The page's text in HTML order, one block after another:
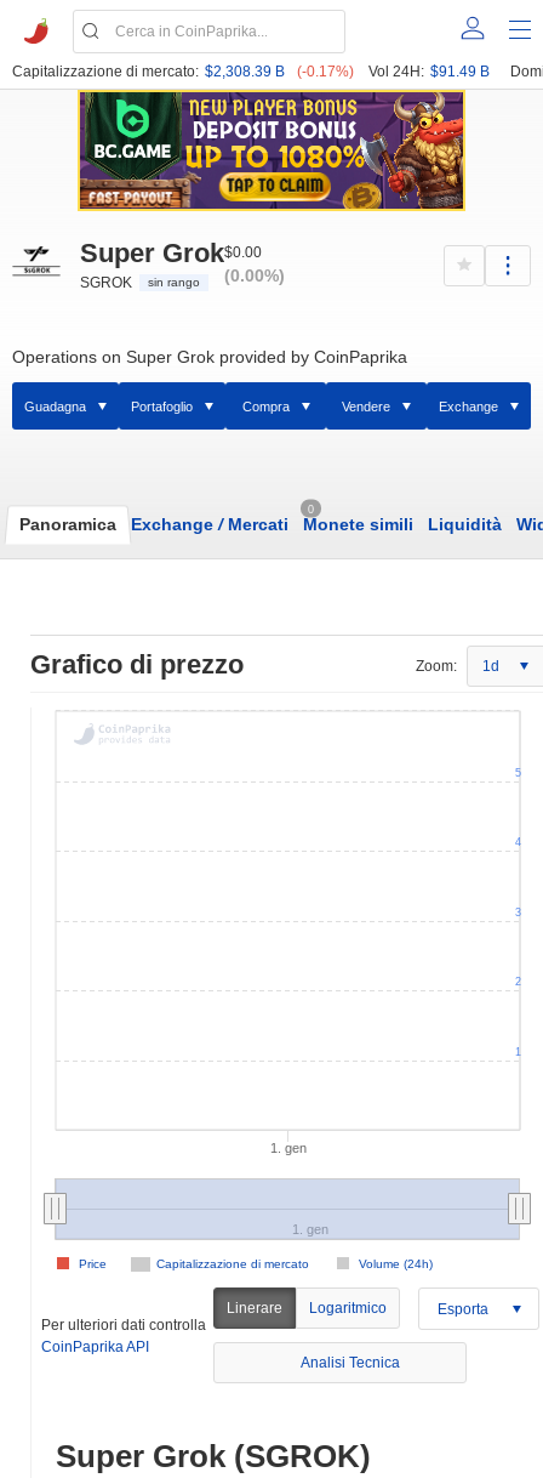
Capitalizzazione di mercato: $2,308.39 B (-0.17%) Vol 24H: $91.49 B
Super Grok
SGROK sin rango
$0.00
(0.00%)
Operations on Super Grok provided by CoinPaprika
Guadagna Portafoglio Compra Vendere Exchange
Panoramica Exchange /Mercati
0
Monete simili Liquidità
Grafico di prezzo Zoom: 1d
1. gen
Capitalizzazione di mercato Volume (24h)
Price
1. gen
1
2
3
4
5
Per ulteriori dati controlla
CoinPaprika API
Linerare Logaritmico Esporta
Analisi Tecnica
Super Grok (SGROK)